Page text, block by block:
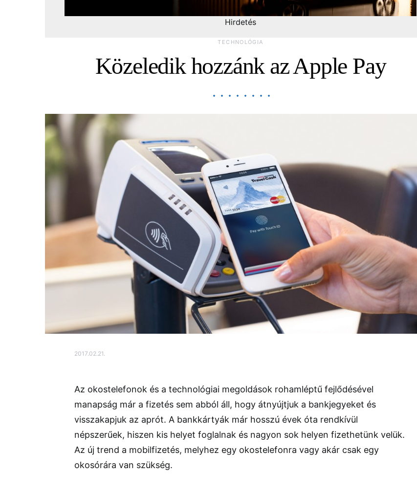
Hirdetés
TECHNOLÓGIA
Közeledik hozzánk az Apple Pay
2017.02.21.
Az okostelefonok és a technológiai megoldások rohamléptű fejlődésével
manapság már a fizetés sem abból áll, hogy átnyújtjuk a bankjegyeket és
visszakapjuk az aprót. A bankkártyák már hosszú évek óta rendkívül
népszerűek, hiszen kis helyet foglalnak és nagyon sok helyen fizethetünk velük.
Az új trend a mobilfizetés, melyhez egy okostelefonra vagy akár csak egy
okosórára van szükség.